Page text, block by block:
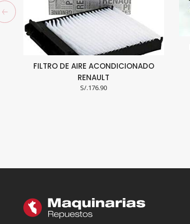
FILTRO DE AIRE ACONDICIONADO
RENAULT
S/.176.90